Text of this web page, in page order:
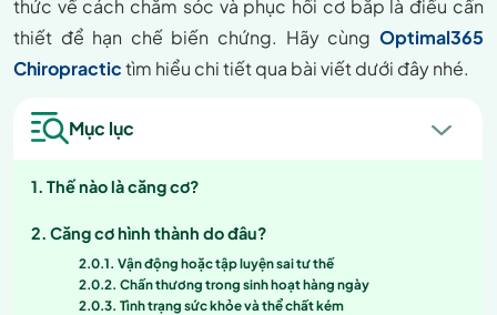
thức về cách chăm sóc và phục hồi cơ bắp là điều cần
thiết để hạn chế biến chứng. Hãy cùng Optimal365
Chiropractictìm hiểu chi tiết qua bài viết dưới đây nhé.
Mục lục
Thế nào là căng cơ?
Căng cơ hình thành do đâu?
Vận động hoặc tập luyện sai tư thế
Chấn thương trong sinh hoạt hàng ngày
Tình trạng sức khỏe và thể chất kém